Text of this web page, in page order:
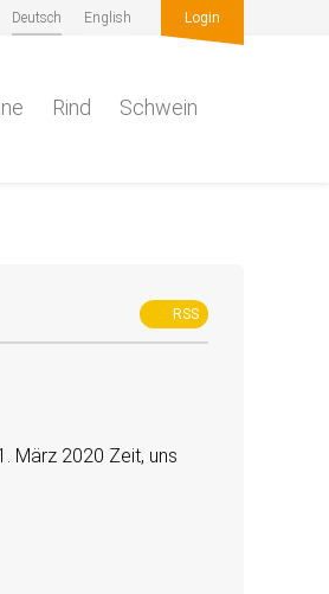
Deutsch English Login
Rind Schwein
RSS
März 2020 Zeit, uns